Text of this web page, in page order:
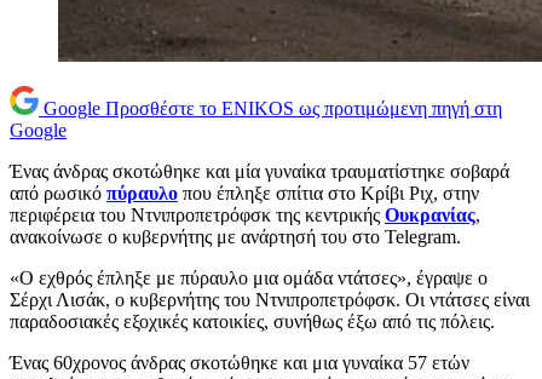
Google Προσθέστε το ENIKOS ως προτιμώμενη πηγή στη
Google
Ένας άνδρας σκοτώθηκε και μία γυναίκα τραυματίστηκε σοβαρά
από ρωσικό πύραυλο που έπληξε σπίτια στο Κρίβι Ριχ, στην
περιφέρεια του Ντνιπροπετρόφσκ της κεντρικής Ουκρανίας,
ανακοίνωσε ο κυβερνήτης με ανάρτησή του στο Telegram.
«Ο εχθρός έπληξε με πύραυλο μια ομάδα ντάτσες», έγραψε ο
Σέρχι Λισάκ, ο κυβερνήτης του Ντνιπροπετρόφσκ. Οι ντάτσες είναι
παραδοσιακές εξοχικές κατοικίες, συνήθως έξω από τις πόλεις.
Ένας 60χρονος άνδρας σκοτώθηκε και μια γυναίκα 57 ετών